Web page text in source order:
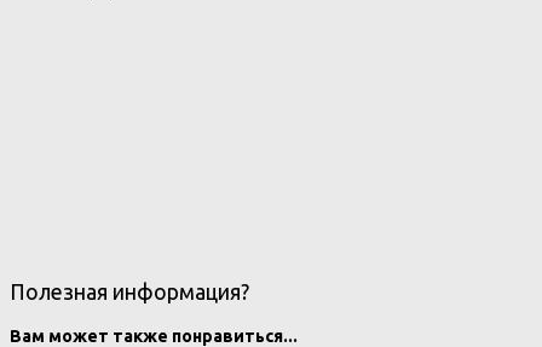
Полезная информация?
Вам может также понравиться...